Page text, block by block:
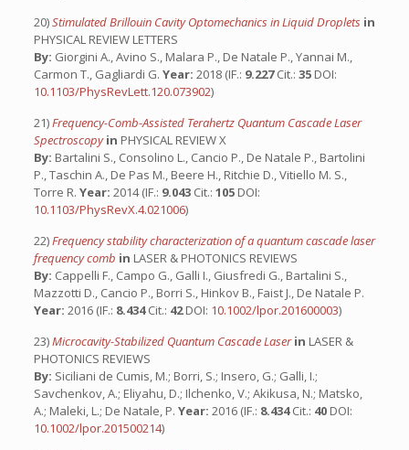
20)Stimulated Brillouin Cavity Optomechanics in Liquid Droplets in
PHYSICAL REVIEW LETTERS
By: Giorgini A., Avino S., Malara P., De Natale P., Yannai M.,
Carmon T., Gagliardi G. Year: 2018 (IF.: 9.227Cit.: 35 DOI:
10.1103/PhysRevLett.120.073902)
21)Frequency-Comb-Assisted Terahertz Quantum Cascade Laser
Spectroscopyin PHYSICAL REVIEW X
By: Bartalini S., Consolino L., Cancio P., De Natale P., Bartolini
P., Taschin A., De Pas M., Beere H., Ritchie D., Vitiello M. S.,
Torre R. Year: 2014 (IF.: 9.043 Cit.: 105 DOI:
10.1103/PhysRevX.4.021006)
22)Frequency stability characterization of a quantum cascade laser
frequency comb in LASER & PHOTONICS REVIEWS
By: Cappelli F., Campo G., Galli I., Giusfredi G., Bartalini S.,
Mazzotti D., Cancio P., Borri S., Hinkov B., Faist J., De Natale P.
Year: 2016 (IF.: 8.434Cit.: 42DOI: 10.1002/lpor.201600003)
23)Microcavity-Stabilized Quantum Cascade Laserin LASER &
PHOTONICS REVIEWS
By: Siciliani de Cumis, M.; Borri, S.; Insero, G.; Galli, I.;
Savchenkov, A.; Eliyahu, D.; Ilchenko, V.; Akikusa, N.; Matsko,
A.; Maleki, L.; De Natale, P. Year: 2016 (IF.: 8.434Cit.: 40 DOI:
10.1002/lpor.201500214)